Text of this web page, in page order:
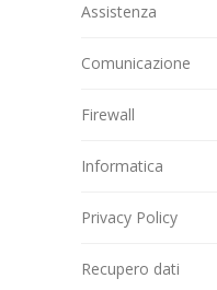
Assistenza
Comunicazione
Firewall
Informatica
Privacy Policy
Recupero dati